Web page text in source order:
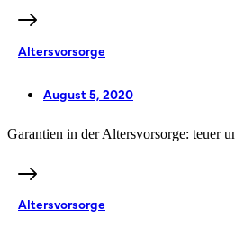
Altersvorsorge
August 5, 2020
Garantien in der Altersvorsorge: teuer
Altersvorsorge